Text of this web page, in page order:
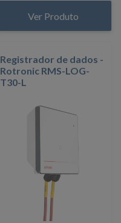
Ver Produto
Registrador de dados -
Rotronic RMS-LOG-
T30-L